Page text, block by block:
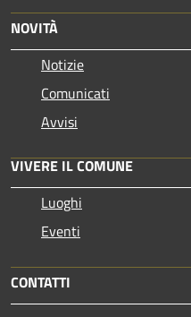
NOVITÀ
Notizie
Comunicati
Avvisi
VIVERE IL COMUNE
Luoghi
Eventi
CONTATTI